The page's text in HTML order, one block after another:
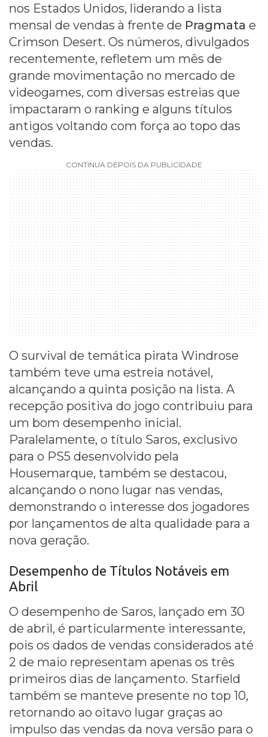
nos Estados Unidos, liderando a lista
mensal de vendas à frente de Pragmata e
Crimson Desert. Os números, divulgados
recentemente, refletem um mês de
grande movimentação no mercado de
videogames, com diversas estreias que
impactaram o ranking e alguns títulos
antigos voltando com força ao topo das
vendas.
CONTINUA DEPOIS DA PUBLICIDADE
O survival de temática pirata Windrose
também teve uma estreia notável,
alcançando a quinta posição na lista. A
recepção positiva do jogo contribuiu para
um bom desempenho inicial.
Paralelamente, o título Saros, exclusivo
para o PS5 desenvolvido pela
Housemarque, também se destacou,
alcançando o nono lugar nas vendas,
demonstrando o interesse dos jogadores
por lançamentos de alta qualidade para a
nova geração.
Desempenho de Títulos Notáveis em
Abril
O desempenho de Saros, lançado em 30
de abril, é particularmente interessante,
pois os dados de vendas considerados até
2 de maio representam apenas os três
primeiros dias de lançamento. Starfield
também se manteve presente no top 10,
retornando ao oitavo lugar graças ao
impulso das vendas da nova versão para o